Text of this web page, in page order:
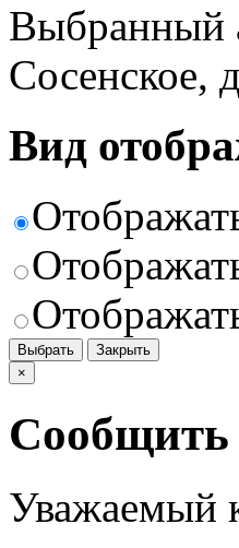
Выбранный
Сосенское,
Вид
Выбрать
Закрыть
×
Сообщить
Уважаемый